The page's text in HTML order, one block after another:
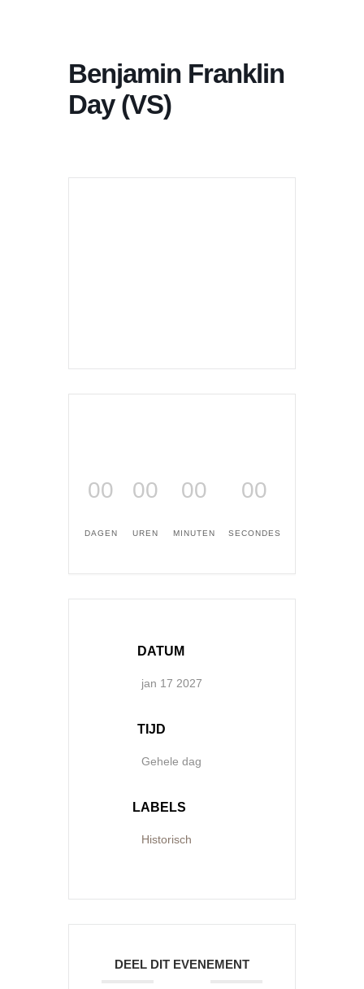
Benjamin Franklin
Day (VS)
00
DAGEN
00
UREN
00
MINUTEN
00
SECONDES
DATUM
jan 17 2027
TIJD
Gehele dag
LABELS
Historisch
DEEL DIT EVENEMENT